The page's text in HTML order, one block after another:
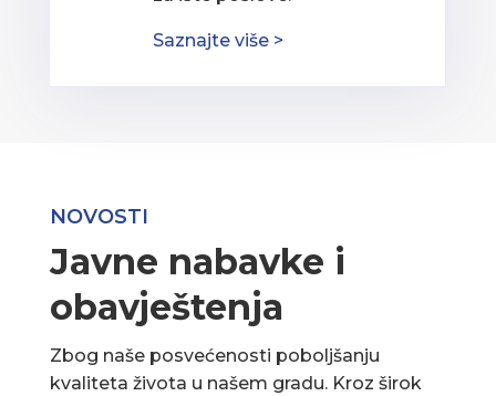
Saznajte više >
NOVOSTI
Javne nabavke i
obavještenja
Zbog naše posvećenosti poboljšanju
kvaliteta života u našem gradu. Kroz širok